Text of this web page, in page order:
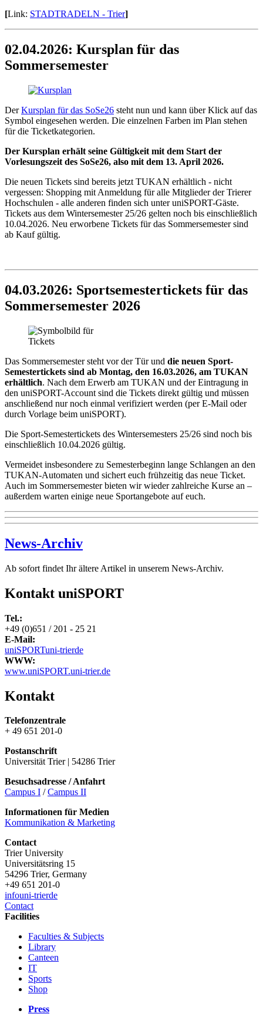
[Link: STADTRADELN - Trier]
02.04.2026: Kursplan für das
Sommersemester
DerKursplan für das SoSe26 steht nun und kann über Klick auf das
Symbol eingesehen werden. Die einzelnen Farben im Plan stehen
für die Ticketkategorien.
Der Kursplan erhält seine Gültigkeit mit dem Start der
Vorlesungszeit des SoSe26, also mit dem 13. April 2026.
Die neuen Tickets sind bereits jetzt TUKAN erhältlich - nicht
vergessen: Shopping mit Anmeldung für alle Mitglieder der Trierer
Hochschulen - alle anderen finden sich unter uniSPORT-Gäste.
Tickets aus dem Wintersemester 25/26 gelten noch bis einschließlich
10.04.2026. Neu erworbene Tickets für das Sommersemester sind
ab Kauf gültig.
04.03.2026: Sportsemestertickets für das
Sommersemester 2026
Das Sommersemester steht vor der Tür und die neuen Sport-
Semestertickets sind ab Montag, den 16.03.2026, am TUKAN
erhältlich. Nach dem Erwerb am TUKAN und der Eintragung in
den uniSPORT-Account sind die Tickets direkt gültig und müssen
anschließend nur noch einmal verifiziert werden (per E-Mail oder
durch Vorlage beim uniSPORT).
Die Sport-Semestertickets des Wintersemesters 25/26 sind noch bis
einschließlich 10.04.2026 gültig.
Vermeidet insbesondere zu Semesterbeginn lange Schlangen an den
TUKAN-Automaten und sichert euch frühzeitig das neue Ticket.
Auch im Sommersemester bieten wir wieder zahlreiche Kurse an –
außerdem warten einige neue Sportangebote auf euch.
News-Archiv
Ab sofort findet Ihr ältere Artikel in unserem News-Archiv.
Kontakt uniSPORT
Tel.:
+49 (0)651 / 201 - 25 21
E-Mail:
uniSPORTuni-trierde
WWW:
www.uniSPORT.uni-trier.de
Kontakt
Telefonzentrale
+ 49 651 201-0
Postanschrift
Universität Trier | 54286 Trier
Besuchsadresse / Anfahrt
Campus I /Campus II
Informationen für Medien
Kommunikation & Marketing
Contact
Trier University
Universitätsring 15
54296 Trier, Germany
+49 651 201-0
infouni-trierde
Contact
Facilities
Faculties & Subjects
Library
Canteen
IT
Sports
Shop
Press